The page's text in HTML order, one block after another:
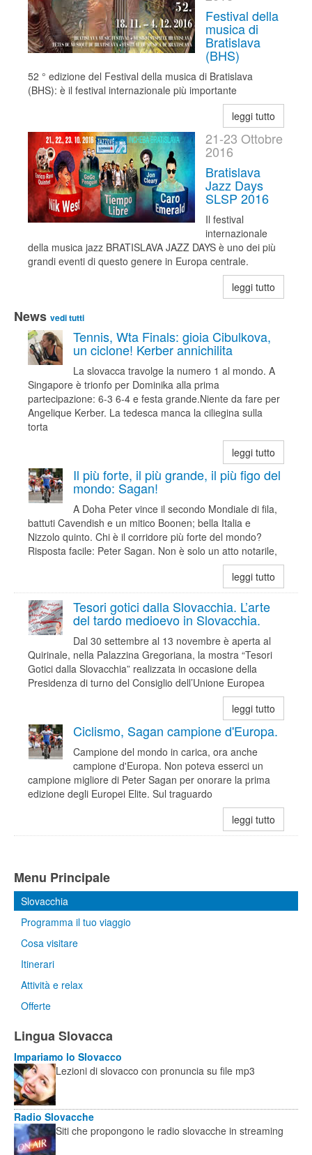
Festival della
musica di
Bratislava
(BHS)
52 ° edizione del Festival della musica di Bratislava
(BHS): è il festival internazionale più importante
leggi tutto
21-23 Ottobre
2016
Bratislava
Jazz Days
SLSP 2016
Il festival
internazionale
della musica jazz BRATISLAVA JAZZ DAYS è uno dei più
grandi eventi di questo genere in Europa centrale.
leggi tutto
News vedi tutti
Tennis, Wta Finals: gioia Cibulkova,
un ciclone! Kerber annichilita
La slovacca travolge la numero 1 al mondo. A
Singapore è trionfo per Dominika alla prima
partecipazione: 6-3 6-4 e festa grande.Niente da fare per
Angelique Kerber. La tedesca manca la ciliegina sulla
torta
leggi tutto
Il più forte, il più grande, il più figo del
mondo: Sagan!
A Doha Peter vince il secondo Mondiale di fila,
battuti Cavendish e un mitico Boonen; bella Italia e
Nizzolo quinto. Chi è il corridore più forte del mondo?
Risposta facile: Peter Sagan. Non è solo un atto notarile,
leggi tutto
Tesori gotici dalla Slovacchia. L’arte
del tardo medioevo in Slovacchia.
Dal 30 settembre al 13 novembre è aperta al
Quirinale, nella Palazzina Gregoriana, la mostra “Tesori
Gotici dalla Slovacchia” realizzata in occasione della
Presidenza di turno del Consiglio dell’Unione Europea
leggi tutto
Ciclismo, Sagan campione d'Europa.
Campione del mondo in carica, ora anche
campione d'Europa. Non poteva esserci un
campione migliore di Peter Sagan per onorare la prima
edizione degli Europei Elite. Sul traguardo
leggi tutto
Menu Principale
Slovacchia
Programma il tuo viaggio
Cosa visitare
Itinerari
Attività e relax
Offerte
Lingua Slovacca
Impariamo lo Slovacco
Lezioni di slovacco con pronuncia su file mp3
Radio Slovacche
Siti che propongono le radio slovacche in streaming